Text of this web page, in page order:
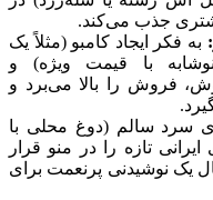
جذب می‌کند.
: به فکر ایجاد کامبو (مثلاً یک
با قیمت ویژه) و
فروش را بالا می‌برد و
سرد سالم (دوغ محلی با
تازه را در منو قرار
یک نوشیدنی پرنعمت برای